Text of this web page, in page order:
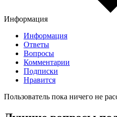
Информация
Информация
Ответы
Вопросы
Комментарии
Подписки
Нравится
Пользователь пока ничего не